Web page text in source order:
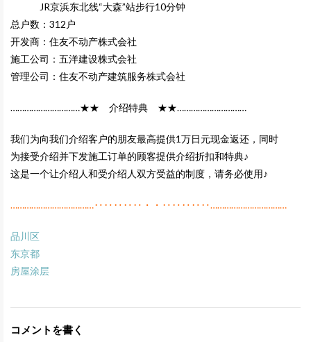
JR京浜东北线“大森”站步行10分钟
总户数：312户
开发商：住友不动产株式会社
施工公司：五洋建设株式会社
管理公司：住友不动产建筑服务株式会社
…………………………★★ 介绍特典 ★★…………………………
我们为向我们介绍客户的朋友最高提供1万日元现金返还，同时
为接受介绍并下发施工订单的顾客提供介绍折扣和特典♪
这是一个让介绍人和受介绍人双方受益的制度，请务必使用♪
………………………………‥‥‥‥‥・・‥‥‥‥‥……………………………
品川区
东京都
房屋涂层
コメントを書く